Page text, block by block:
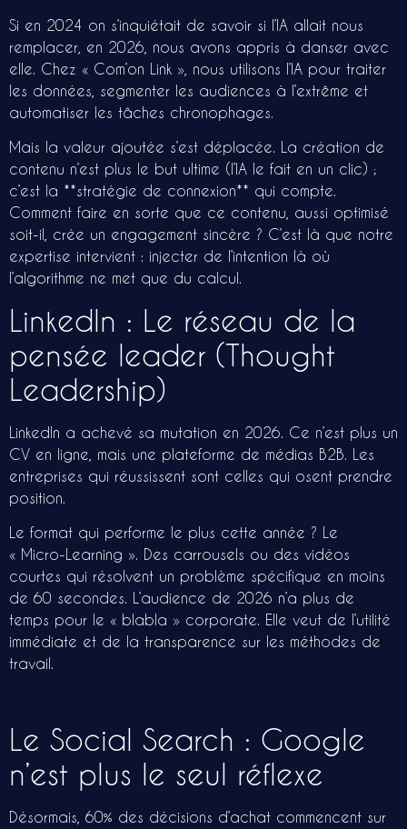
Si en 2024 on s’inquiétait de savoir si l’IA allait nous
remplacer, en 2026, nous avons appris à danser avec
elle. Chez « Com’on Link », nous utilisons l’IA pour traiter
les données, segmenter les audiences à l’extrême et
automatiser les tâches chronophages.
Mais la valeur ajoutée s’est déplacée. La création de
contenu n’est plus le but ultime (l’IA le fait en un clic) ;
c’est la **stratégie de connexion** qui compte.
Comment faire en sorte que ce contenu, aussi optimisé
soit-il, crée un engagement sincère ? C’est là que notre
expertise intervient : injecter de l’intention là où
l’algorithme ne met que du calcul.
LinkedIn : Le réseau de la
pensée leader (Thought
Leadership)
LinkedIn a achevé sa mutation en 2026. Ce n’est plus un
CV en ligne, mais une plateforme de médias B2B. Les
entreprises qui réussissent sont celles qui osent prendre
position.
Le format qui performe le plus cette année ? Le
« Micro-Learning ». Des carrousels ou des vidéos
courtes qui résolvent un problème spécifique en moins
de 60 secondes. L’audience de 2026 n’a plus de
temps pour le « blabla » corporate. Elle veut de l’utilité
immédiate et de la transparence sur les méthodes de
travail.
Le Social Search : Google
n’est plus le seul réflexe
Désormais, 60% des décisions d’achat commencent sur